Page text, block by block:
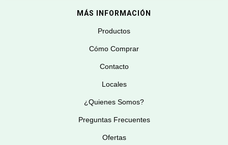
MÁS INFORMACIÓN
Productos
Cómo Comprar
Contacto
Locales
¿Quienes Somos?
Preguntas Frecuentes
Ofertas